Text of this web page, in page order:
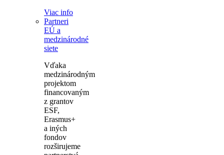
Viac info
Partneri
EÚ a
medzinárodné
siete
Vďaka
medzinárodným
projektom
financovaným
z grantov
ESF,
Erasmus+
a iných
fondov
rozširujeme